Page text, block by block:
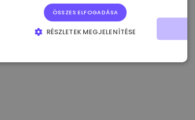
ÖSSZES ELFOGADÁSA
RÉSZLETEK MEGJELENÍTÉSE